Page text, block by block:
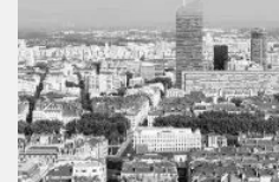
Précédent